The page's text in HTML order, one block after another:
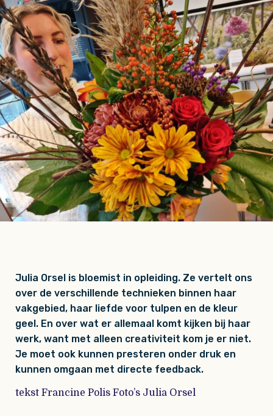
Julia Orsel is bloemist in opleiding. Ze vertelt ons
over de verschillende technieken binnen haar
vakgebied, haar liefde voor tulpen en de kleur
geel. En over wat er allemaal komt kijken bij haar
werk, want met alleen creativiteit kom je er niet.
Je moet ook kunnen presteren onder druk en
kunnen omgaan met directe feedback.
tekst Francine Polis Foto’s Julia Orsel